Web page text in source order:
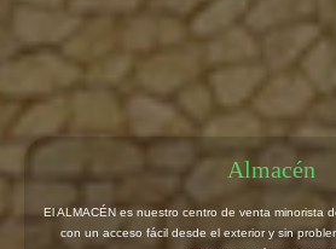
Certificaciones
En Prefabricats Lleida somos conscientes de la
exigencias del mercado y de la importancia de